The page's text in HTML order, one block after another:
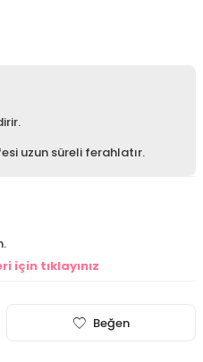
uzun süreli ferahlatır.
tıklayınız
Beğen